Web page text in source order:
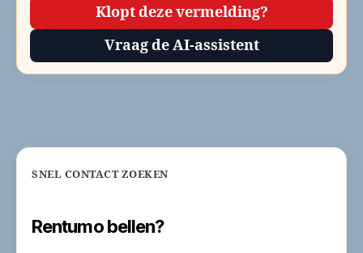
Klopt deze vermelding?
Vraag de AI-assistent
SNEL CONTACT ZOEKEN
Rentumo bellen?